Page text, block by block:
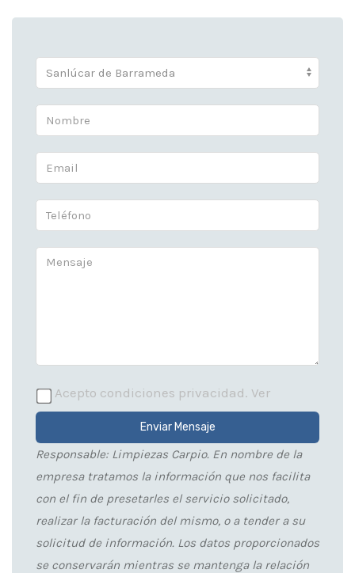
Acepto condiciones privacidad. Ver
Enviar Mensaje
Responsable: Limpiezas Carpio. En nombre de la
empresa tratamos la información que nos facilita
con el fin de presetarles el servicio solicitado,
realizar la facturación del mismo, o a tender a su
solicitud de información. Los datos proporcionados
se conservarán mientras se mantenga la relación